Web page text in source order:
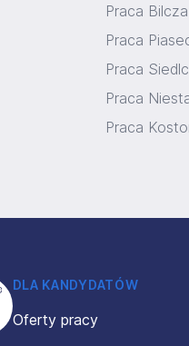
Praca Bilcza
Praca
Praca
Praca
Praca
DLA KANDYDATÓW
Oferty pracy